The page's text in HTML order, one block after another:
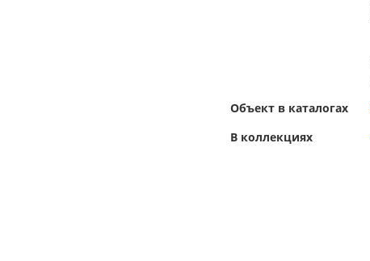
Объект в каталогах
В коллекциях